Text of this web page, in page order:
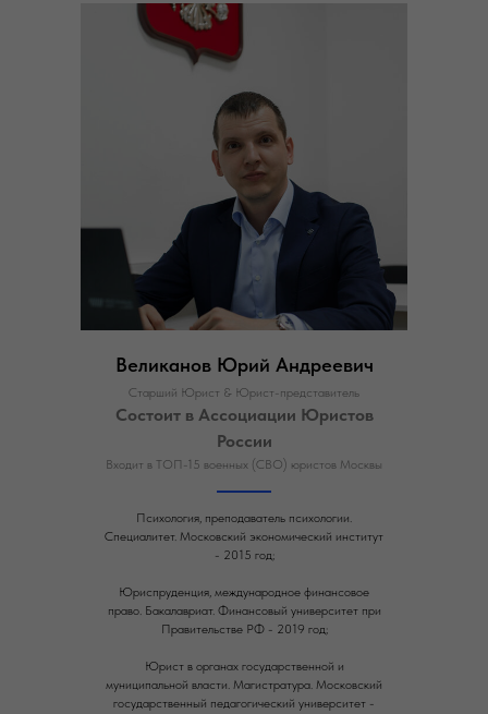
Великанов Юрий Андреевич
Старший Юрист & Юрист-представитель
Состоит в Ассоциации Юристов
России
Входит в ТОП-15 военных (СВО) юристов Москвы
Психология, преподаватель психологии.
Специалитет. Московский экономический институт
- 2015 год;
Юриспруденция, международное финансовое
право. Бакалавриат. Финансовый университет при
Правительстве РФ - 2019 год;
Юрист в органах государственной и
муниципальной власти. Магистратура. Московский
государственный педагогический университет -